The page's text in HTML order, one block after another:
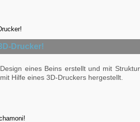
Drucker!
eines Beins erstellt und mit
Hilfe eines 3D-Druckers hergestellt.